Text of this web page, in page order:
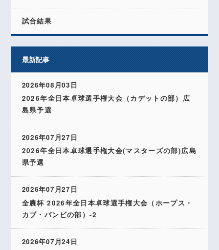
試合結果
最新記事
2026年08月03日
2026年全日本卓球選手権大会（カデットの部）広
島県予選
2026年07月27日
2026年全日本卓球選手権大会(マスターズの部)広島
県予選
2026年07月27日
全農杯 2026年全日本卓球選手権大会（ホープス・
カブ・バンビの部）-2
2026年07月24日